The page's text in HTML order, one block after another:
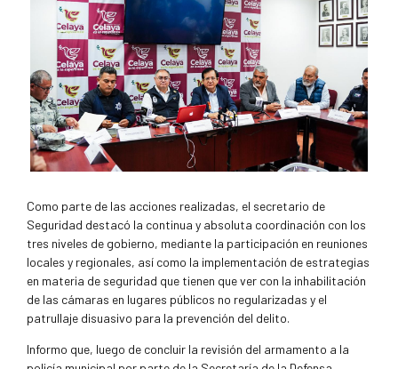
Como parte de las acciones realizadas, el secretario de
Seguridad destacó la continua y absoluta coordinación con los
tres niveles de gobierno, mediante la participación en reuniones
locales y regionales, así como la implementación de estrategias
en materia de seguridad que tienen que ver con la inhabilitación
de las cámaras en lugares públicos no regularizadas y el
patrullaje disuasivo para la prevención del delito.
Informo que, luego de concluir la revisión del armamento a la